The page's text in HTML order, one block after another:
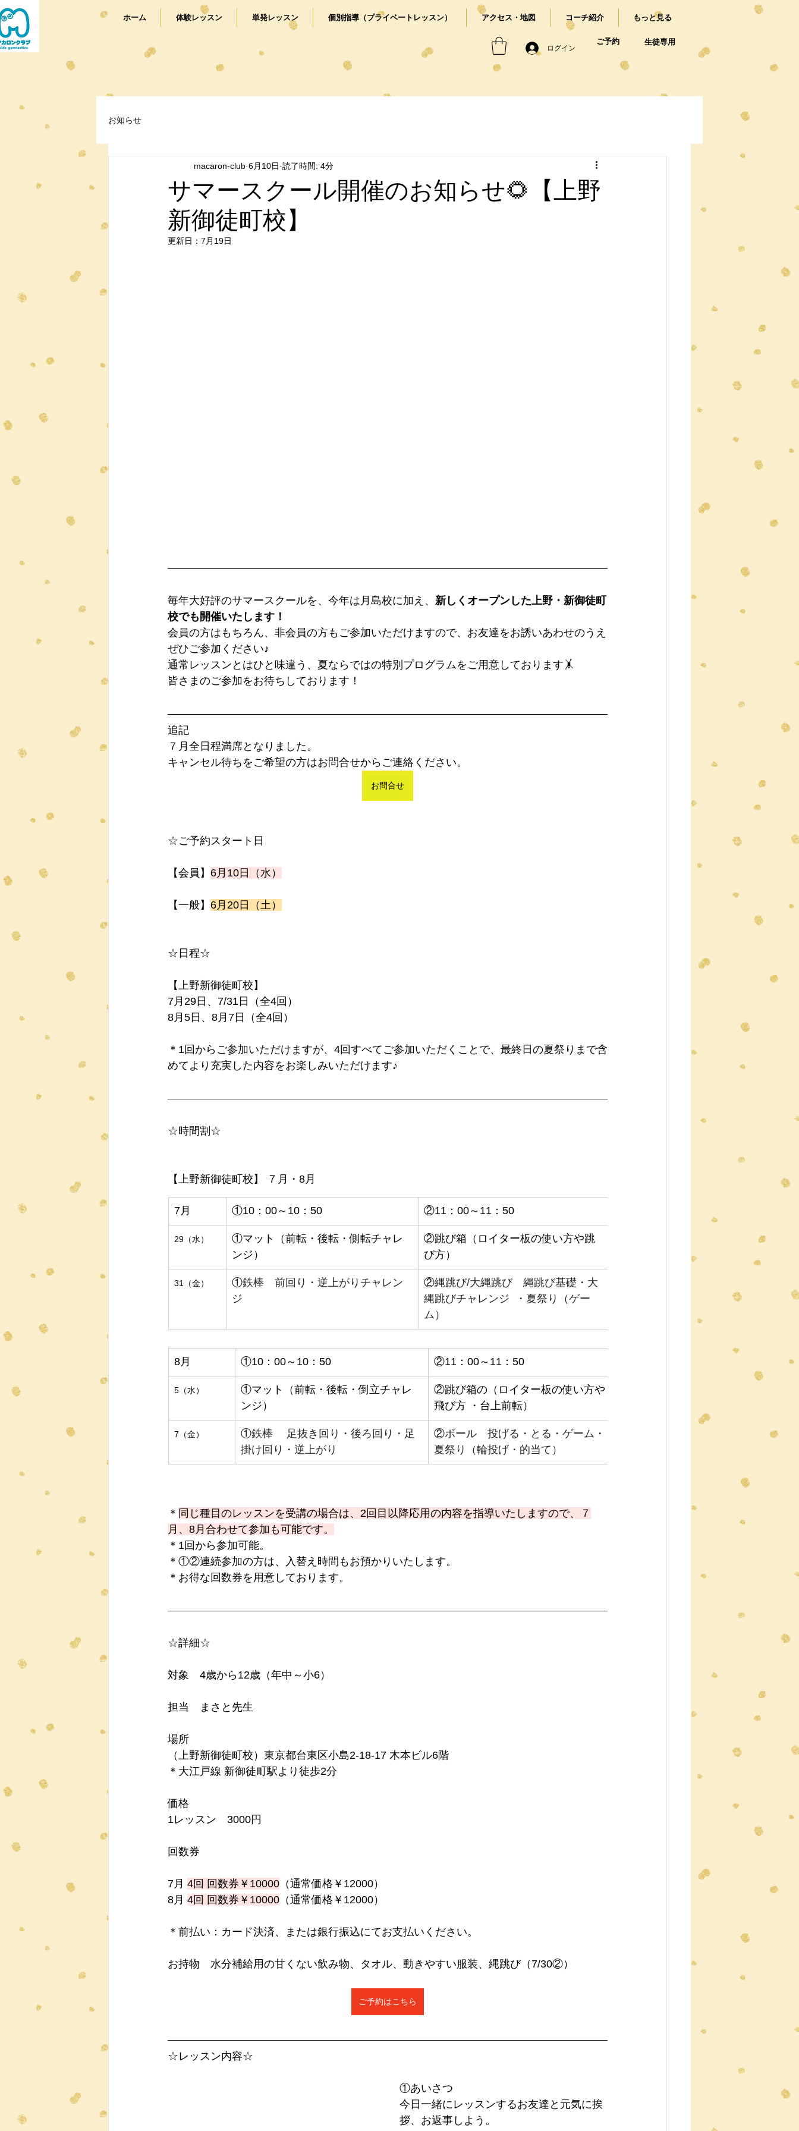
ホーム 体験レッスン 単発レッスン 個別指導（プライベートレッスン） アクセス・地図 コーチ紹介 もっと見る
ログイン
ご予約 生徒専用
お知らせ
サマースクール開催のお知らせ🌻【上野
新御徒町校】
macaron-club 6月10日 読了時間: 4分
更新日： 7月19日
毎年大好評のサマースクールを、今年は月島校に加え、 新しくオープンした上野・新御徒町
校でも開催いたします！
会員の方はもちろん、非会員の方もご参加いただけますので、お友達をお誘いあわせのうえ
ぜひご参加ください♪
通常レッスンとはひと味違う、夏ならではの特別プログラムをご用意しております🤸
皆さまのご参加をお待ちしております！
追記
７月全日程満席となりました。
キャンセル待ちをご希望の方はお問合せからご連絡ください。
お問合せ
☆ご予約スタート日
【会員】 6月10日（水）
【一般】 6月20日（土）
☆日程☆
【上野新御徒町校】
7月29日、7/31日（全4回）
8月5日、8月7日（全4回）
＊1回からご参加いただけますが、4回すべてご参加いただくことで、最終日の夏祭りまで含
めてより充実した内容をお楽しみいただけます♪
☆時間割☆
【上野新御徒町校】 ７月・8月
7月 ①10：00～10：50 ②11：00～11：50
29（水）
①マット（前転・後転・側転チャレ
ンジ）
②跳び箱（ロイター板の使い方や跳
び方）
31（金） ①鉄棒　前回り・逆上がりチャレン
ジ
②縄跳び/大縄跳び　縄跳び基礎・大
縄跳びチャレンジ  ・夏祭り（ゲー
ム）
8月 ①10：00～10：50 ②11：00～11：50
5（水）
①マット（前転・後転・倒立チャレ
ンジ）
②跳び箱の（ロイター板の使い方や
飛び方 ・台上前転）
7（金） ①鉄棒　 足抜き回り・後ろ回り・足
掛け回り・逆上がり
②ボール　投げる・とる・ゲーム・
夏祭り（輪投げ・的当て）
＊ 同じ種目のレッスンを受講の場合は、2回目以降応用の内容を指導いたしますので、７
月、8月合わせて参加も可能です。
＊1回から参加可能。
＊①②連続参加の方は、入替え時間もお預かりいたします。
＊お得な回数券を用意しております。
☆詳細☆
対象　4歳から12歳（年中～小6）
​担当　まさと先生
場所
（上野新御徒町校）東京都台東区小島2-18-17 木本ビル6階
＊大江戸線 新御徒町駅より徒歩2分
価格
1レッスン　3000円
回数券
7月 4回 回数券￥10000 （通常価格￥12000）
8月 4回 回数券￥10000 （通常価格￥12000）
＊前払い：カード決済、または銀行振込にてお支払いください。
お持物　水分補給用の甘くない飲み物、タオル、動きやすい服装、縄跳び（7/30②）
ご予約はこちら
☆レッスン内容☆
①あいさつ
今日一緒にレッスンするお友達と元気に挨
拶、お返事しよう。